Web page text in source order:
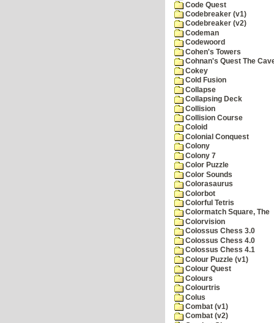
Code Quest
Codebreaker (v1)
Codebreaker (v2)
Codeman
Codewoord
Cohen's Towers
Cohnan's Quest The
Cokey
Cold Fusion
Collapse
Collapsing Deck
Collision
Collision Course
Coloid
Colonial Conquest
Colony
Colony 7
Color Puzzle
Color Sounds
Colorasaurus
Colorbot
Colorful Tetris
Colormatch Square, The
Colorvision
Colossus Chess 3.0
Colossus Chess 4.0
Colossus Chess 4.1
Colour Puzzle (v1)
Colour Quest
Colours
Colourtris
Colus
Combat (v1)
Combat (v2)